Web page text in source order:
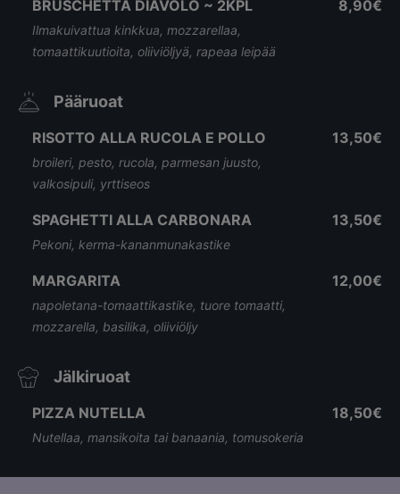
BRUSCHETTA DIAVOLO ~ 2KPL
Ilmakuivattua kinkkua, mozzarellaa,
tomaattikuutioita, oliiviöljyä, rapeaa leipää
8,90€
Pääruoat
RISOTTO ALLA RUCOLA E POLLO
broileri, pesto, rucola, parmesan juusto,
valkosipuli, yrttiseos
13,50€
SPAGHETTI ALLA CARBONARA
Pekoni, kerma-kananmunakastike
13,50€
MARGARITA
napoletana-tomaattikastike, tuore tomaatti,
mozzarella, basilika, oliiviöljy
12,00€
Jälkiruoat
PIZZA NUTELLA
Nutellaa, mansikoita tai banaania, tomusokeria
18,50€